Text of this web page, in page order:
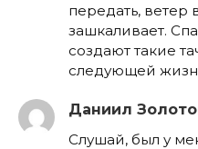
передать, ветер
зашкаливает.
создают такие
следующей
Даниил
Слушай, был у